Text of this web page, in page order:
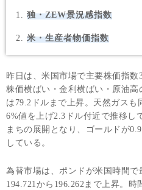
独・ZEW景況感指数
米・生産者物価指数
昨日は、米国市場で主要株価指数
株価横ばい・金利横ばい・原油
は79.2ドルまで上昇。天然ガスも
6%値を上げ2.3ドル付近で推移し
まちの展開となり、ゴールドが
している。
為替市場は、ポンドが米国時間
194.721から196.262まで上昇。